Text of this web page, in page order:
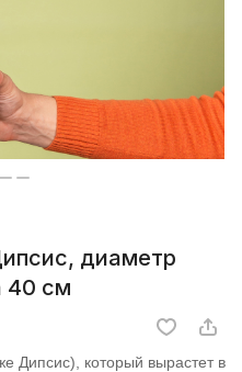
диаметр
40 см
Дипсис), который вырастет в